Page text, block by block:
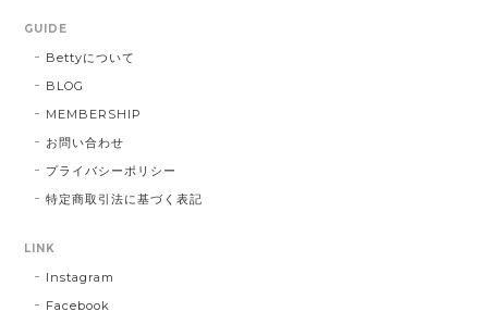
GUIDE
Bettyについて
BLOG
MEMBERSHIP
お問い合わせ
プライバシーポリシー
特定商取引法に基づく表記
LINK
Instagram
Facebook